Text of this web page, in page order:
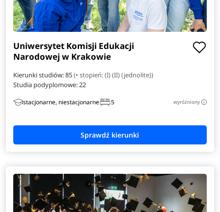
Mechatronika
Pedagogika przedszkolna i wczesnoszkolna
Telekomunikacja
Weterynaria
Wzornictwo
Zarządzanie i prawo w biznesie
Uniwersytet Komisji Edukacji
Narodowej w Krakowie
Kierunki studiów: 85(• stopień: (I) (II) (jednolite))
Studia podyplomowe:22
stacjonarne, niestacjonarne 5 wyróżniony i